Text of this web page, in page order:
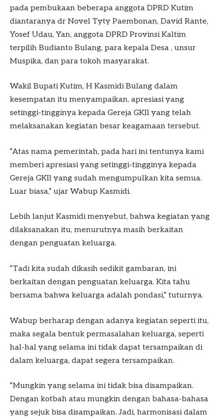
pada pembukaan beberapa anggota DPRD Kutim
diantaranya dr Novel Tyty Paembonan, David Rante,
Yosef Udau, Yan, anggota DPRD Provinsi Kaltim
terpilih Budianto Bulang, para kepala Desa , unsur
Muspika, dan para tokoh masyarakat.
Wakil Bupati Kutim, H Kasmidi Bulang dalam
kesempatan itu menyampaikan, apresiasi yang
setinggi-tingginya kepada Gereja GKIl yang telah
melaksanakan kegiatan besar keagamaan tersebut.
“Atas nama pemerintah, pada hari ini tentunya kami
memberi apresiasi yang setinggi-tingginya kepada
Gereja GKIl yang sudah mengumpulkan kita semua.
Luar biasa,” ujar Wabup Kasmidi.
Lebih lanjut Kasmidi menyebut, bahwa kegiatan yang
dilaksanakan itu, menurutnya masih berkaitan
dengan penguatan keluarga.
“Tadi kita sudah dikasih sedikit gambaran, ini
berkaitan dengan penguatan keluarga. Kita tahu
bersama bahwa keluarga adalah pondasi,” tuturnya.
Wabup berharap dengan adanya kegiatan seperti itu,
maka segala bentuk permasalahan keluarga, seperti
hal-hal yang selama ini tidak dapat tersampaikan di
dalam keluarga, dapat segera tersampaikan.
“Mungkin yang selama ini tidak bisa disampaikan.
Dengan kotbah atau mungkin dengan bahasa-bahasa
yang sejuk bisa disampaikan. Jadi, harmonisasi dalam